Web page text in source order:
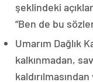
şeklindeki
“Ben de bu
Umarım Dağlık
kalkınmadan,